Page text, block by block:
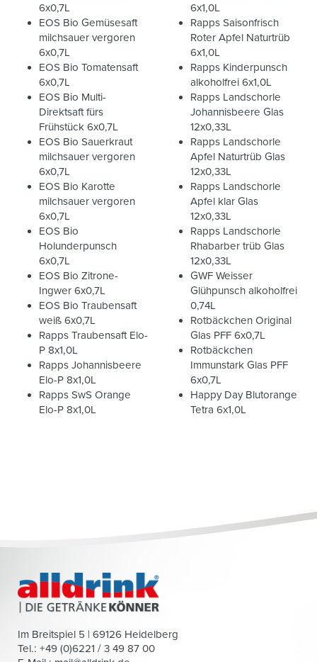
6x0,7L
EOS Bio Gemüsesaft
milchsauer vergoren
6x0,7L
EOS Bio Tomatensaft
6x0,7L
EOS Bio Multi-
Direktsaft fürs
Frühstück 6x0,7L
EOS Bio Sauerkraut
milchsauer vergoren
6x0,7L
EOS Bio Karotte
milchsauer vergoren
6x0,7L
EOS Bio
Holunderpunsch
6x0,7L
EOS Bio Zitrone-
Ingwer 6x0,7L
EOS Bio Traubensaft
weiß 6x0,7L
Rapps Traubensaft Elo-
P 8x1,0L
Rapps Johannisbeere
Elo-P 8x1,0L
Rapps SwS Orange
Elo-P 8x1,0L
6x1,0L
Rapps Saisonfrisch
Roter Apfel Naturtrüb
6x1,0L
Rapps Kinderpunsch
alkoholfrei 6x1,0L
Rapps Landschorle
Johannisbeere Glas
12x0,33L
Rapps Landschorle
Apfel Naturtrüb Glas
12x0,33L
Rapps Landschorle
Apfel klar Glas
12x0,33L
Rapps Landschorle
Rhabarber trüb Glas
12x0,33L
GWF Weisser
Glühpunsch alkoholfrei
0,74L
Rotbäckchen Original
Glas PFF 6x0,7L
Rotbäckchen
Immunstark Glas PFF
6x0,7L
Happy Day Blutorange
Tetra 6x1,0L
Im Breitspiel 5 | 69126 Heidelberg
Tel.: +49 (0)6221 / 3 49 87 00